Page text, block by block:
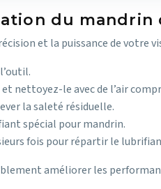
du mandrin
et la puissance de votre
nettoyez-le avec de l’air
la saleté résiduelle.
spécial pour mandrin.
fois pour répartir le
améliorer les